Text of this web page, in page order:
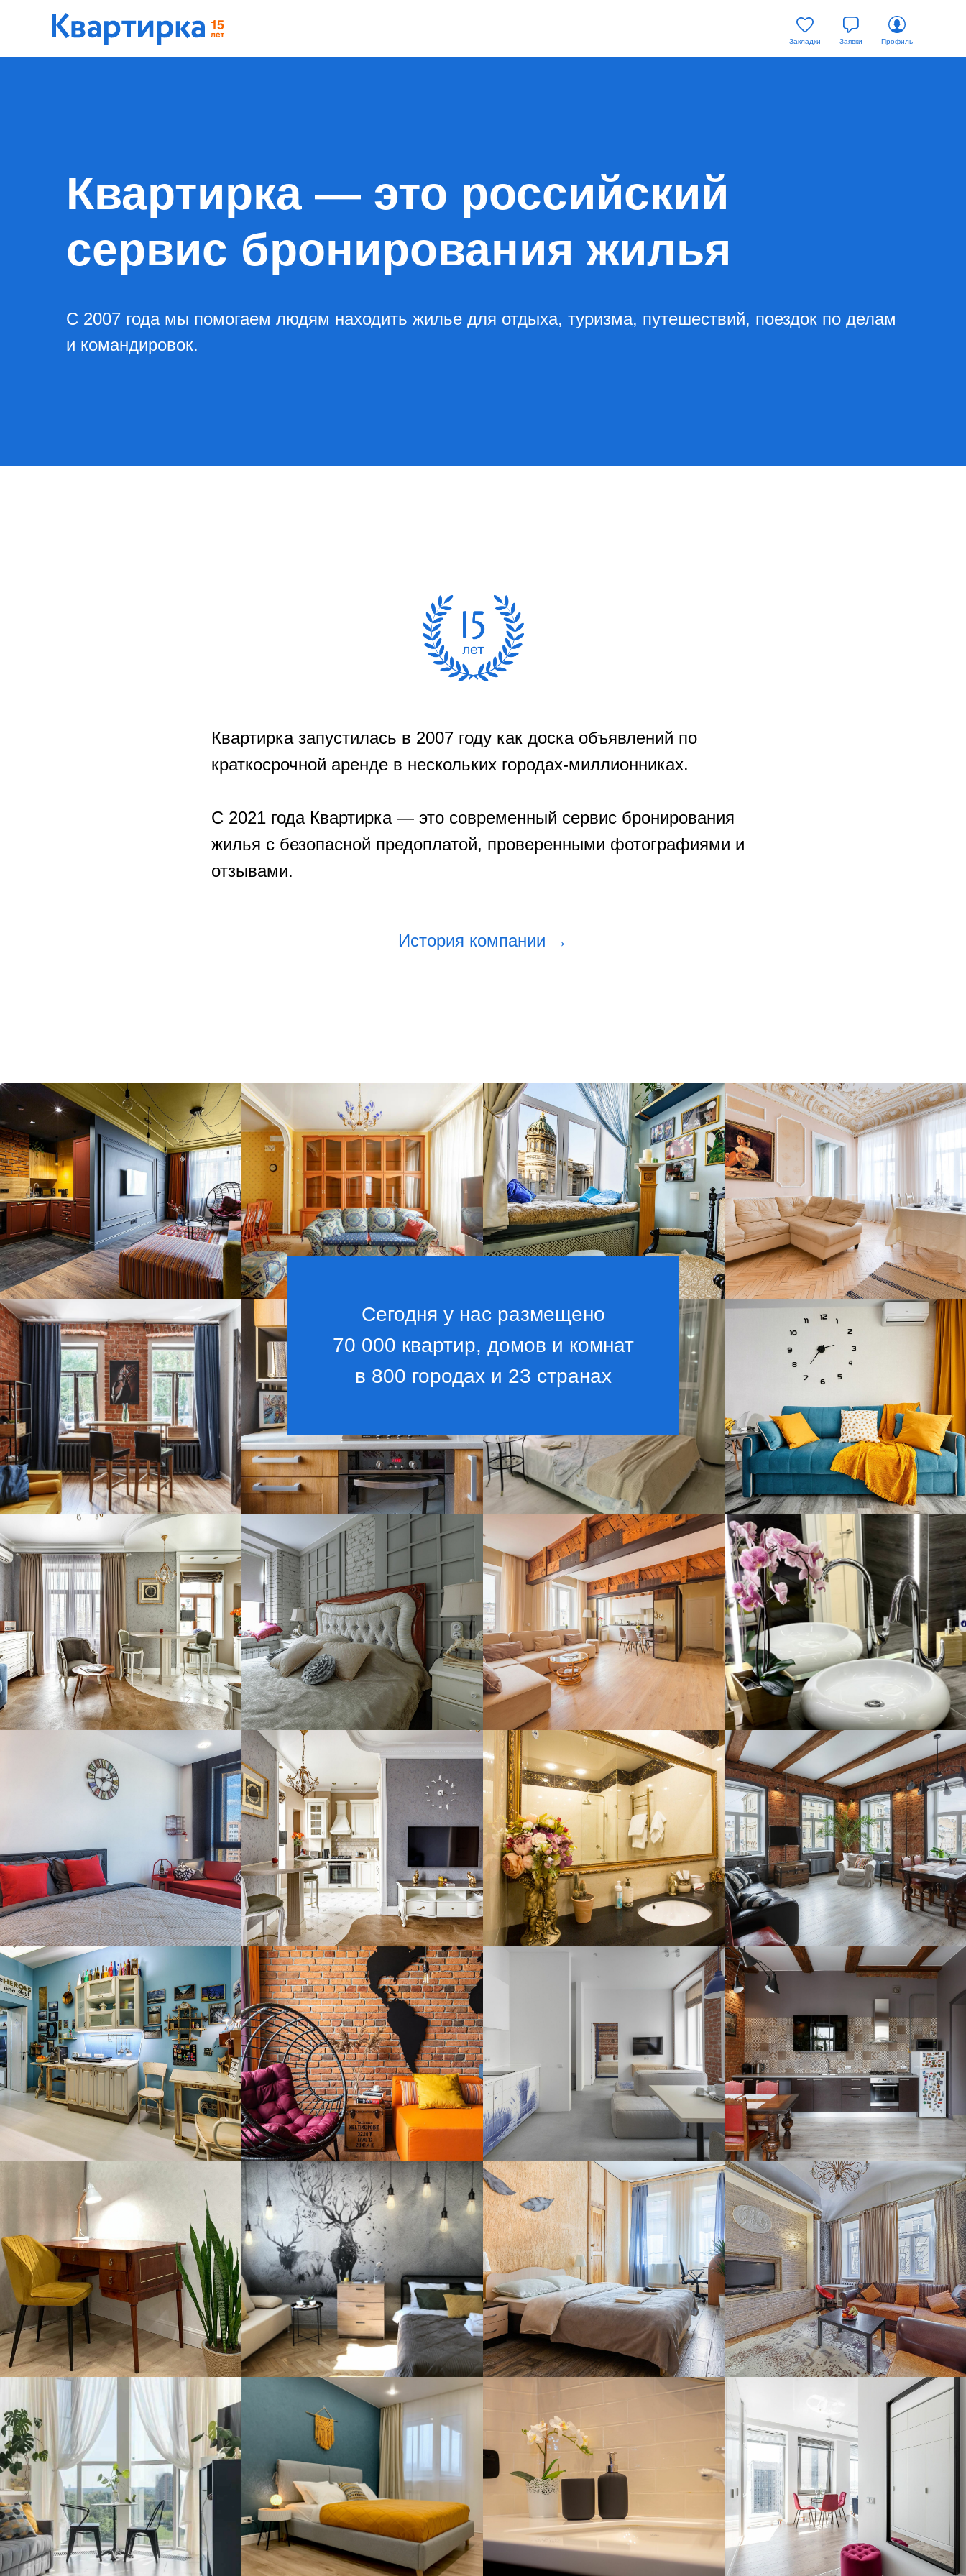
Заявки
Закладки Профиль
Квартирка — это российский
сервис бронирования жилья
С 2007 года мы помогаем людям находить жилье для отдыха, туризма, путешествий, поездок по делам
и командировок.
Квартирка запустилась в 2007 году как доска объявлений по
краткосрочной аренде в нескольких городах-миллионниках.
С 2021 года Квартирка — это современный сервис бронирования
жилья с безопасной предоплатой, проверенными фотографиями и
отзывами.
История компании →
Сегодня у нас размещено
70 000 квартир, домов и комнат
в 800 городах и 23 странах